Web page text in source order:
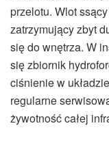
przelotu. Wlot
zatrzymujący zbyt
się do wnętrza. W
się zbiornik
ciśnienie w
regularne
żywotność całej